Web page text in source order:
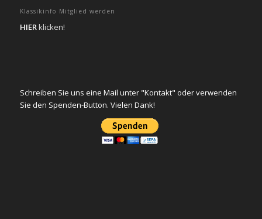
Klassikinfo Mitglied werden
HIERklicken!
Schreiben Sie uns eine Mail unter "Kontakt" oder verwenden
Sie den Spenden-Button. Vielen Dank!